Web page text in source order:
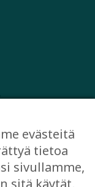
evästeitä
tietoa
sivullamme,
sitä käytät,